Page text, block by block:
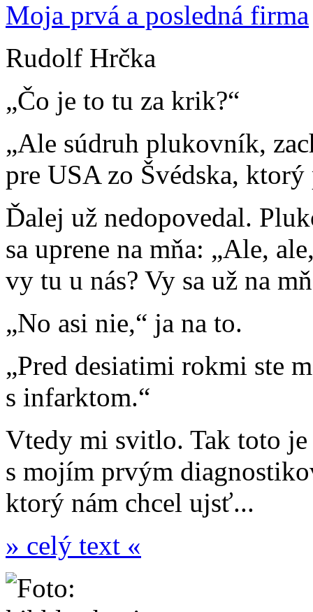
Moja prvá a posledná firma
Rudolf Hrčka
„Čo je to tu za krik?“
„Ale súdruh plukovník,
pre USA zo Švédska,
Ďalej už nedopovedal.
sa uprene na mňa: „Ale,
vy tu u nás? Vy sa už na
„No asi nie,“ ja na to.
„Pred desiatimi rokmi ste
s infarktom.“
Vtedy mi svitlo. Tak toto
s mojím prvým
ktorý nám chcel ujsť...
» celý text «